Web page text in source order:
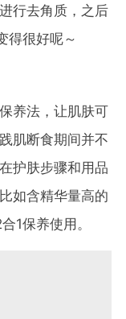
行去角质，之后
得很好呢～
养法，让肌肤可
肌断食期间并不
护肤步骤和用品
如含精华量高的
1保养使用。